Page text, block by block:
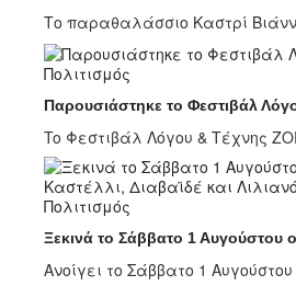
Το παραθαλάσσιο Καστρί
Πολιτισμός
Παρουσιάστηκε το Φεστιβάλ
To Φεστιβάλ Λόγου & Τέχνης
Πολιτισμός
Ξεκινά το Σάββατο 1 Αυγούστου
Ανοίγει το Σάββατο 1